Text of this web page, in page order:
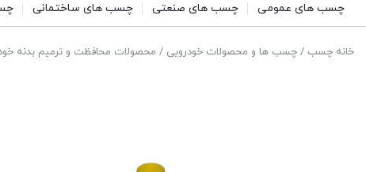
چسب های عمومی چسب های صنعتی چسب های ساختمانی
خانه چسب / چسب ها و محصولات خودرویی / محصولات محافظت و ترمیم بدنه